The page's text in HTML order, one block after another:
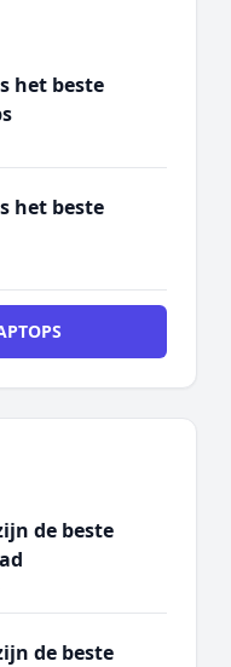
het beste
het beste
de beste
de beste